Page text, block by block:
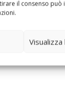
il consenso può
VenditaCaldaia